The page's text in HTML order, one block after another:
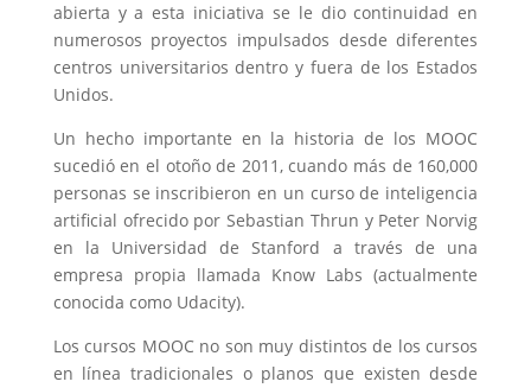
abierta y a esta iniciativa se le dio continuidad en
numerosos proyectos impulsados desde diferentes
centros universitarios dentro y fuera de los Estados
Unidos.
Un hecho importante en la historia de los MOOC
sucedió en el otoño de 2011, cuando más de 160,000
personas se inscribieron en un curso de inteligencia
artificial ofrecido por Sebastian Thrun y Peter Norvig
en la Universidad de Stanford a través de una
empresa propia llamada Know Labs (actualmente
conocida como Udacity).
Los cursos MOOC no son muy distintos de los cursos
en línea tradicionales o planos que existen desde